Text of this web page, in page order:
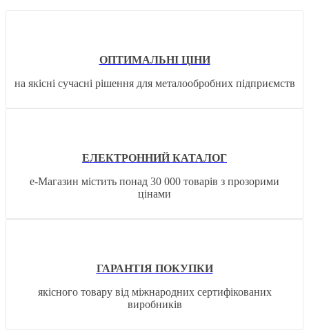
ОПТИМАЛЬНІ ЦІНИ
на якісні сучасні рішення для металообробних підприємств
ЕЛЕКТРОННИЙ КАТАЛОГ
е-Магазин містить понад 30 000 товарів з прозорими
цінами
ГАРАНТІЯ ПОКУПКИ
якісного товару від міжнародних сертифікованих
виробників